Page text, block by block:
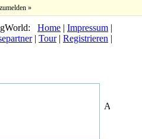
»
Home | Impressum |
| Tour| Registrieren |